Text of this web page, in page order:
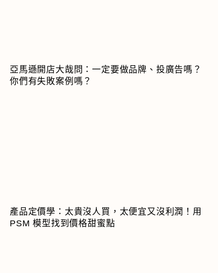
亞馬遜開店大哉問：一定要做品牌、投廣告嗎？
你們有失敗案例嗎？
產品定價學：太貴沒人買，太便宜又沒利潤！用
PSM 模型找到價格甜蜜點